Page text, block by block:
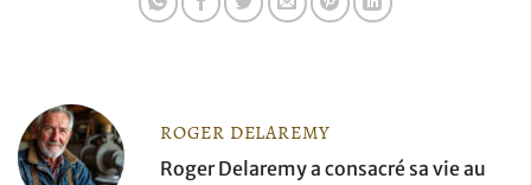
ROGER DELAREMY
Roger Delaremy a consacré sa vie au